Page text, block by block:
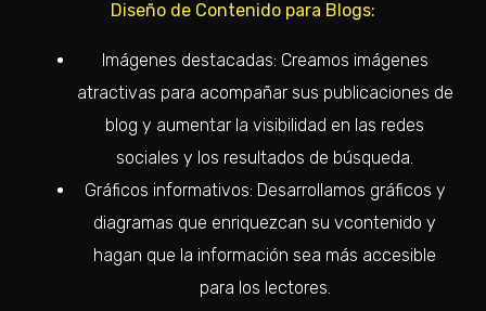
Diseño de Contenido para Blogs:
Imágenes destacadas: Creamos imágenes
atractivas para acompañar sus publicaciones de
blog y aumentar la visibilidad en las redes
sociales y los resultados de búsqueda.
Gráficos informativos: Desarrollamos gráficos y
diagramas que enriquezcan su vcontenido y
hagan que la información sea más accesible
para los lectores.